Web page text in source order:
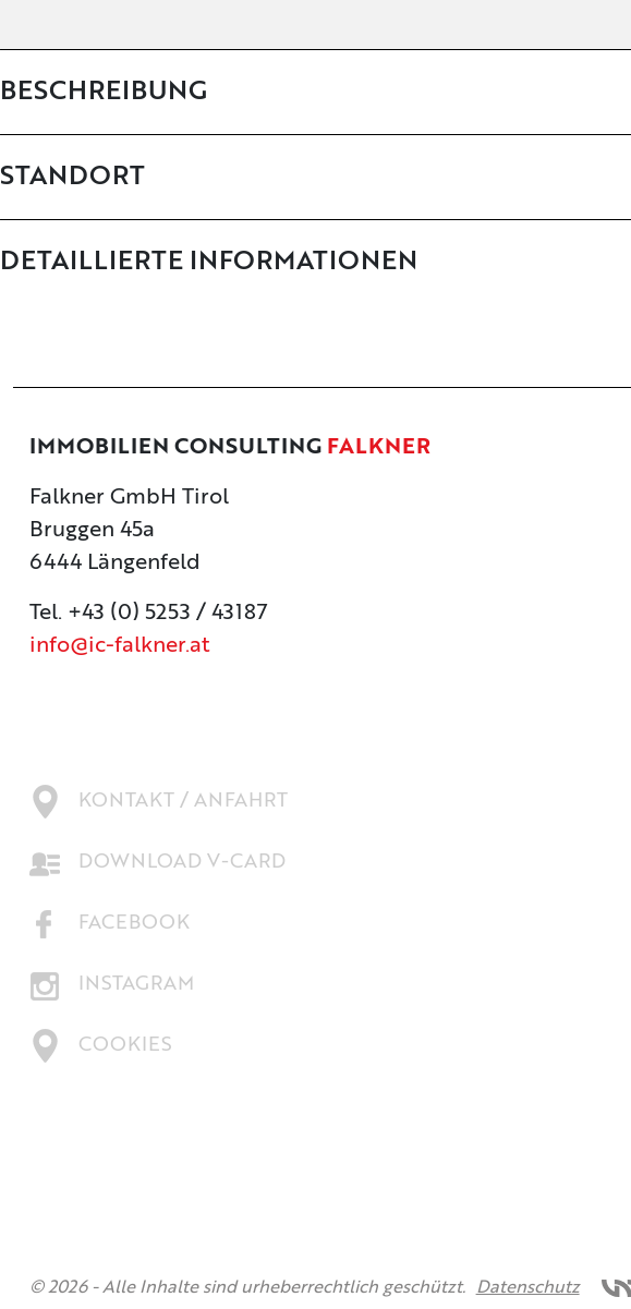
BESCHREIBUNG
STANDORT
DETAILLIERTE INFORMATIONEN
IMMOBILIEN CONSULTING FALKNER
Falkner GmbH Tirol
Bruggen 45a
6444 Längenfeld
Tel. +43 (0) 5253 / 43187
info@ic-falkner.at
KONTAKT / ANFAHRT
DOWNLOAD V-CARD
FACEBOOK
INSTAGRAM
COOKIES
© 2026 -Alle Inhalte sind urheberrechtlich geschützt. Datenschutz